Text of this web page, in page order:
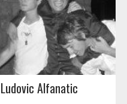
Ludovic Alfanatic